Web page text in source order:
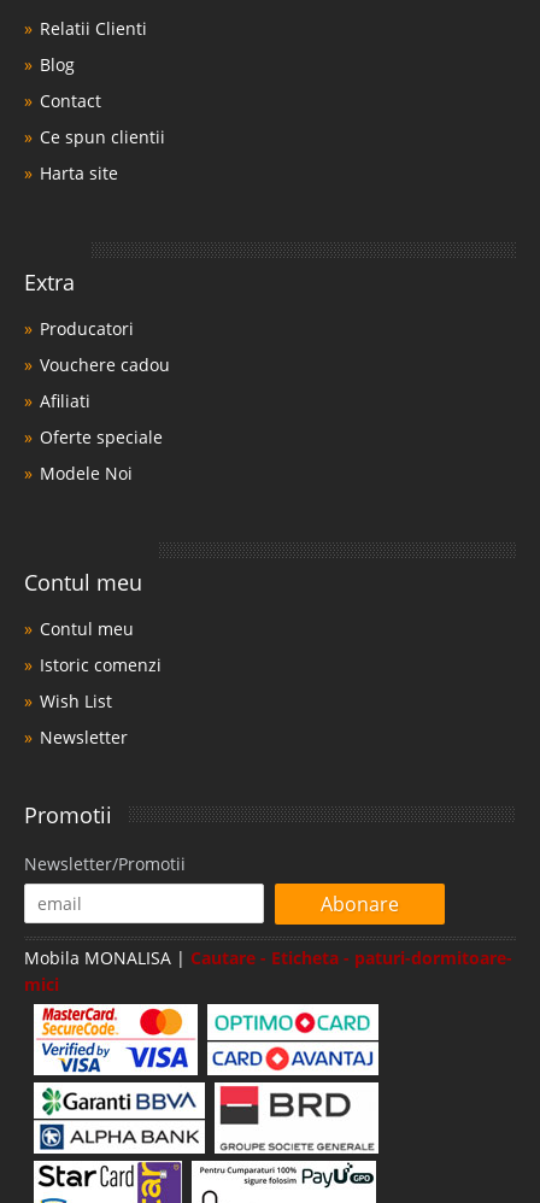
Relatii Clienti
Blog
Contact
Ce spun clientii
Harta site
Extra
Producatori
Vouchere cadou
Afiliati
Oferte speciale
Modele Noi
Contul meu
Contul meu
Istoric comenzi
Wish List
Newsletter
Promotii
Newsletter/Promotii
Abonare
Mobila MONALISA | Cautare - Eticheta - paturi-dormitoare-
mici